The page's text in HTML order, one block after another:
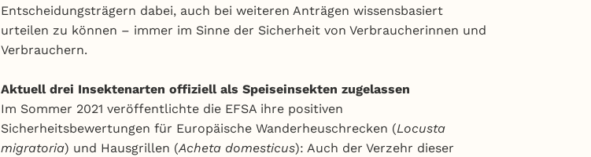
Entscheidungsträgern dabei, auch bei weiteren Anträgen wissensbasiert
urteilen zu können – immer im Sinne der Sicherheit von Verbraucherinnen und
Verbrauchern.
Aktuell drei Insektenarten offiziell als Speiseinsekten zugelassen
Im Sommer 2021 veröffentlichte die EFSA ihre positiven
Sicherheitsbewertungen für Europäische Wanderheuschrecken (Locusta
migratoria) und Hausgrillen (Acheta domesticus): Auch der Verzehr dieser